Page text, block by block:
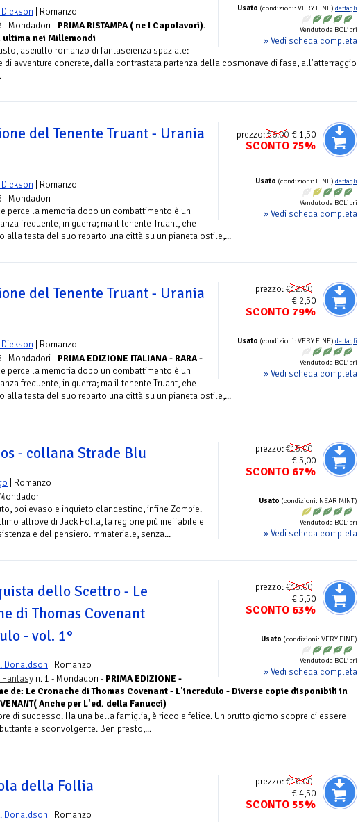
Usato (condizioni: VERY FINE) dettagli
Venduto da BCLibri
» Vedi scheda completa
| Romanzo
- Mondadori - PRIMA RISTAMPA ( ne I Capolavori).
ultima nei Millemondi
asciutto romanzo di fantascienza spaziale:
di avventure concrete, dalla contrastata partenza della cosmonave di fase, all'atterraggio
prezzo:€6.00 € 1,50
SCONTO 75%
Usato (condizioni: FINE) dettagli
Venduto da BCLibri
» Vedi scheda completa
del Tenente Truant - Urania
| Romanzo
- Mondadori
perde la memoria dopo un combattimento è un
frequente, in guerra; ma il tenente Truant, che
alla testa del suo reparto una città su un pianeta ostile,...
prezzo:€12.00
€ 2,50
SCONTO 79%
Usato (condizioni: VERY FINE) dettagli
Venduto da BCLibri
» Vedi scheda completa
del Tenente Truant - Urania
| Romanzo
- Mondadori - PRIMA EDIZIONE ITALIANA - RARA -
perde la memoria dopo un combattimento è un
frequente, in guerra; ma il tenente Truant, che
alla testa del suo reparto una città su un pianeta ostile,...
prezzo:€15.00
€ 5,00
SCONTO 67%
Usato (condizioni: NEAR MINT)
Venduto da BCLibri
» Vedi scheda completa
- collana Strade Blu
| Romanzo
poi evaso e inquieto clandestino, infine Zombie.
altrove di Jack Folla, la regione più ineffabile e
e del pensiero.Immateriale, senza...
prezzo:€15.00
€ 5,50
SCONTO 63%
Usato (condizioni: VERY FINE)
Venduto da BCLibri
» Vedi scheda completa
dello Scettro - Le
di Thomas Covenant
- vol. 1°
Donaldson | Romanzo
n. 1 - Mondadori - PRIMA EDIZIONE -
de: Le Cronache di Thomas Covenant - L'incredulo - Diverse copie disponibili in
Anche per L'ed. della Fanucci)
di successo. Ha una bella famiglia, è ricco e felice. Un brutto giorno scopre di essere
e sconvolgente. Ben presto,...
prezzo:€10.00
€ 4,50
SCONTO 55%
della Follia
Donaldson | Romanzo